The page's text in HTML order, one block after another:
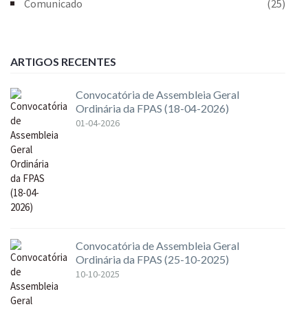
Comunicado
(25)
ARTIGOS RECENTES
Convocatória de Assembleia Geral
Ordinária da FPAS (18-04-2026)
01-04-2026
Convocatória de Assembleia Geral
Ordinária da FPAS (25-10-2025)
10-10-2025